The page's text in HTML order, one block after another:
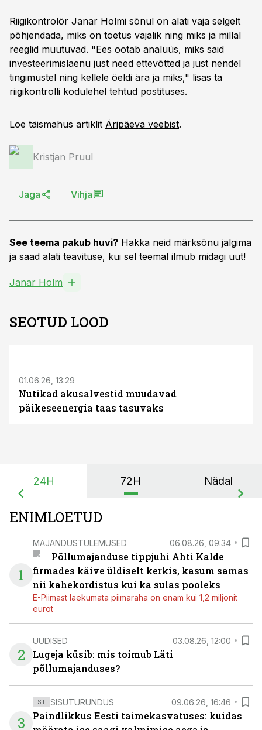
Riigikontrolör Janar Holmi sõnul on alati vaja selgelt
põhjendada, miks on toetus vajalik ning miks ja millal
reeglid muutuvad. "Ees ootab analüüs, miks said
investeerimislaenu just need ettevõtted ja just nendel
tingimustel ning kellele öeldi ära ja miks," lisas ta
riigikontrolli kodulehel tehtud postituses.
Loe täismahus artiklit Äripäeva veebist.
Kristjan Pruul
Jaga Vihja
See teema pakub huvi? Hakka neid märksõnu jälgima
ja saad alati teavituse, kui sel teemal ilmub midagi uut!
Janar Holm
SEOTUD LOOD
01.06.26, 13:29
Nutikad akusalvestid muudavad
päikeseenergia taas tasuvaks
24H 72H Nädal
ENIMLOETUD
1
MAJANDUSTULEMUSED 06.08.26, 09:34
Põllumajanduse tippjuhi Ahti Kalde
firmades käive üldiselt kerkis, kasum samas
nii kahekordistus kui ka sulas pooleks
E-Piimast laekumata piimaraha on enam kui 1,2 miljonit
eurot
2
UUDISED 03.08.26, 12:00
Lugeja küsib: mis toimub Läti
põllumajanduses?
3
ST SISUTURUNDUS 09.06.26, 16:46
Paindlikkus Eesti taimekasvatuses: kuidas